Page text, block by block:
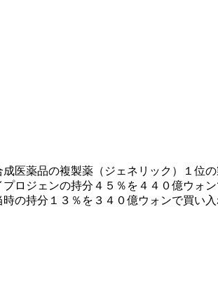
医薬品の複製薬（ジェネリック）１位
ロジェンの持分４５％を４４０億ウォ
の持分１３％を３４０億ウォンで買い入